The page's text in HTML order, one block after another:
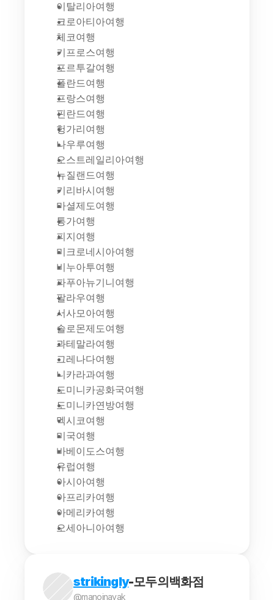
이탈리아여행
크로아티아여행
체코여행
키프로스여행
포르투갈여행
폴란드여행
프랑스여행
핀란드여행
헝가리여행
나우루여행
오스트레일리아여행
뉴질랜드여행
키리바시여행
마셜제도여행
통가여행
피지여행
미크로네시아여행
비누아투여행
파푸아뉴기니여행
팔라우여행
서사모아여행
솔로몬제도여행
과테말라여행
그레나다여행
니카라과여행
도미니카공화국여행
도미니카연방여행
멕시코여행
미국여행
바베이도스여행
유럽여행
아시아여행
아프리카여행
아메리카여행
오세아니아여행
strikingly-모두의백화점
@manojnayak